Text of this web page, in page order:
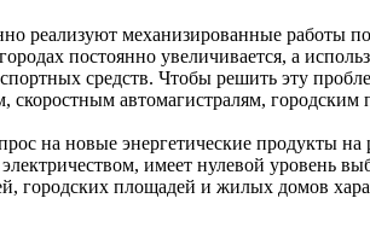
реализуют механизированные работы
постоянно увеличивается, а
средств. Чтобы решить эту
скоростным автомагистралям,
на новые энергетические продукты
имеет нулевой уровень
городских площадей и жилых домов